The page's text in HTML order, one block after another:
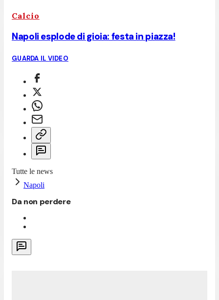
Calcio
Napoli esplode di gioia: festa in piazza!
GUARDA IL VIDEO
Tutte le news
Napoli
Da non perdere